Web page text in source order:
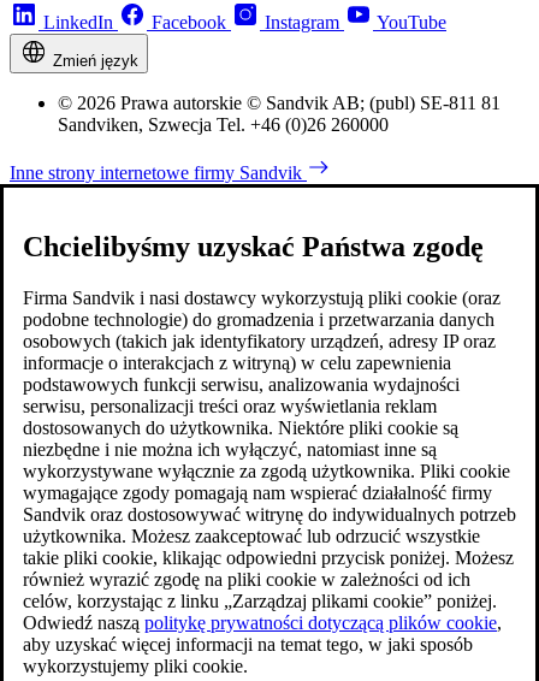
LinkedIn Facebook Instagram YouTube
Zmień język
© 2026 Prawa autorskie © Sandvik AB; (publ) SE-811 81
Sandviken, Szwecja Tel. +46 (0)26 260000
Inne strony internetowe firmy Sandvik
Chcielibyśmy uzyskać Państwa zgodę
Firma Sandvik i nasi dostawcy wykorzystują pliki cookie (oraz
podobne technologie) do gromadzenia i przetwarzania danych
osobowych (takich jak identyfikatory urządzeń, adresy IP oraz
informacje o interakcjach z witryną) w celu zapewnienia
podstawowych funkcji serwisu, analizowania wydajności
serwisu, personalizacji treści oraz wyświetlania reklam
dostosowanych do użytkownika. Niektóre pliki cookie są
niezbędne i nie można ich wyłączyć, natomiast inne są
wykorzystywane wyłącznie za zgodą użytkownika. Pliki cookie
wymagające zgody pomagają nam wspierać działalność firmy
Sandvik oraz dostosowywać witrynę do indywidualnych potrzeb
użytkownika. Możesz zaakceptować lub odrzucić wszystkie
takie pliki cookie, klikając odpowiedni przycisk poniżej. Możesz
również wyrazić zgodę na pliki cookie w zależności od ich
celów, korzystając z linku „Zarządzaj plikami cookie” poniżej.
Odwiedź naszą politykę prywatności dotyczącą plików cookie,
aby uzyskać więcej informacji na temat tego, w jaki sposób
wykorzystujemy pliki cookie.